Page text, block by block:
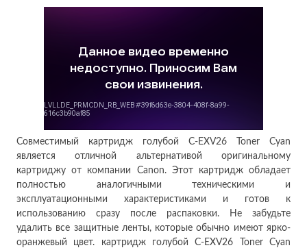
Совместимый картридж голубой C-EXV26 Toner Cyan
является отличной альтернативой оригинальному
картриджу от компании Canon. Этот картридж обладает
полностью аналогичными техническими и
эксплуатационными характеристиками и готов к
использованию сразу после распаковки. Не забудьте
удалить все защитные ленты, которые обычно имеют ярко-
оранжевый цвет. картридж голубой C-EXV26 Toner Cyan